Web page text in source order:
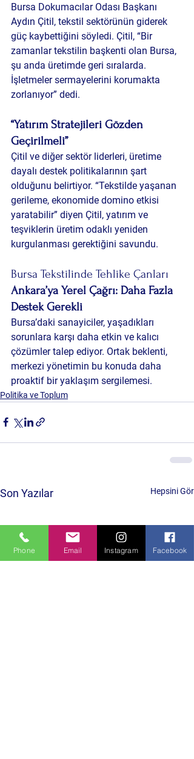
Bursa Dokumacılar Odası Başkanı
Aydın Çitil, tekstil sektörünün giderek
güç kaybettiğini söyledi. Çitil, “Bir
zamanlar tekstilin başkenti olan Bursa,
şu anda üretimde geri sıralarda.
İşletmeler sermayelerini korumakta
zorlanıyor” dedi.
“Yatırım Stratejileri Gözden
Geçirilmeli”
Çitil ve diğer sektör liderleri, üretime
dayalı destek politikalarının şart
olduğunu belirtiyor. “Tekstilde yaşanan
gerileme, ekonomide domino etkisi
yaratabilir” diyen Çitil, yatırım ve
teşviklerin üretim odaklı yeniden
kurgulanması gerektiğini savundu.
Bursa Tekstilinde Tehlike Çanları
Ankara’ya Yerel Çağrı: Daha Fazla
Destek Gerekli
Bursa’daki sanayiciler, yaşadıkları
sorunlara karşı daha etkin ve kalıcı
çözümler talep ediyor. Ortak beklenti,
merkezi yönetimin bu konuda daha
proaktif bir yaklaşım sergilemesi.
Politika ve Toplum
Son Yazılar Hepsini Gör
Phone Email Instagram Facebook